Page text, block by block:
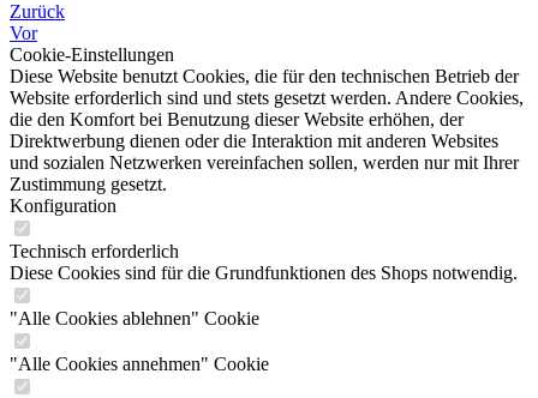
Zurück
Vor
Cookie-Einstellungen
Diese Website benutzt Cookies, die für den technischen Betrieb der
Website erforderlich sind und stets gesetzt werden. Andere Cookies,
die den Komfort bei Benutzung dieser Website erhöhen, der
Direktwerbung dienen oder die Interaktion mit anderen Websites
und sozialen Netzwerken vereinfachen sollen, werden nur mit Ihrer
Zustimmung gesetzt.
Konfiguration
Technisch erforderlich
Diese Cookies sind für die Grundfunktionen des Shops notwendig.
"Alle Cookies ablehnen" Cookie
"Alle Cookies annehmen" Cookie